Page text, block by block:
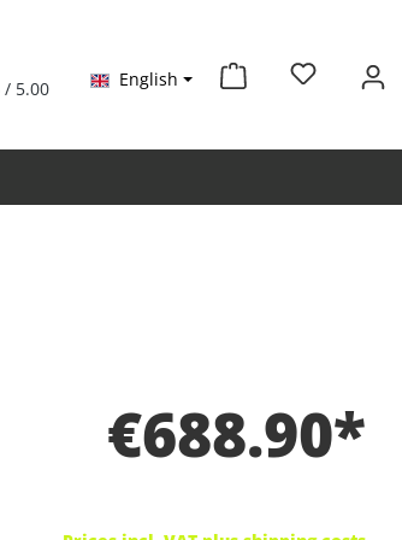
out of 5 stars
/ 5.00 English
€688.90*